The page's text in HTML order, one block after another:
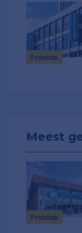
Premium
Meest
Premium